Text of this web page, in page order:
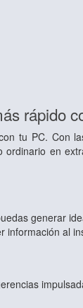
rápido
tu PC. Con
en
generar
información al